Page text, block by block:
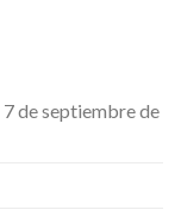
7 de septiembre de